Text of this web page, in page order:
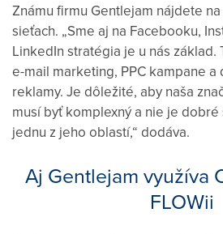
Známu firmu Gentlejam nájdete
sieťach. „Sme aj na Facebooku,
LinkedIn stratégia je u nás základ.
e-mail marketing, PPC kampane
reklamy. Je dôležité, aby naša
musí byť komplexný a nie je
jednu z jeho oblastí,“ dodáva.
Aj Gentlejam využíva
FLOWii